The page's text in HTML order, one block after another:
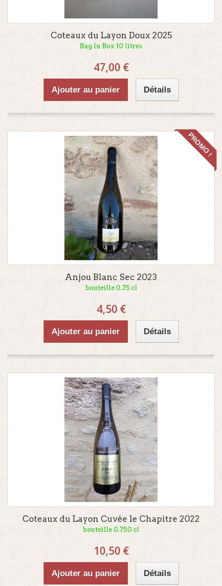
Coteaux du Layon Doux 2025
Bag In Box 10 litres
47,00 €
Ajouter au panier Détails
PROMO !
Anjou Blanc Sec 2023
bouteille 0.75 cl
4,50 €
Ajouter au panier Détails
Coteaux du Layon Cuvée le Chapitre 2022
bouteille 0.750 cl
10,50 €
Ajouter au panier Détails